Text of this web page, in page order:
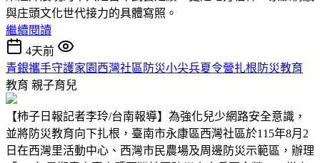
與庄頭文化世代接力的具體寫照。
繼續閱讀
4天前
青銀攜手守護家園西灣社區防災小尖兵夏令營扎根防災教育
教育 親子育兒
【柿子日報記者李玲/台南報導】為強化兒少網路安全意識，
並將防災教育向下扎根，臺南市永康區西灣社區於115年8月2
日在西灣里活動中心、西灣市民農場及周邊防災示範區，辦理